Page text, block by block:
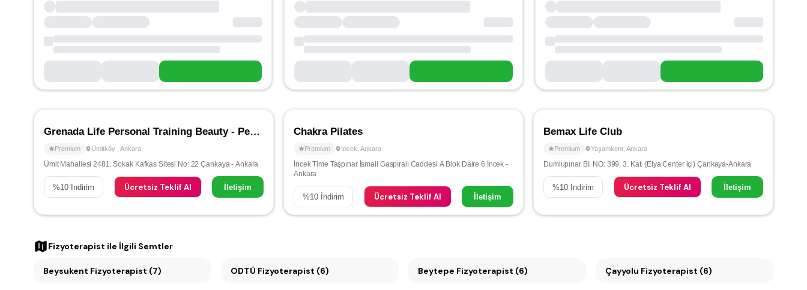
Grenada Life Personal Training Beauty - Personal Training
Premium Ümitköy Ankara
Ümit Mahallesi 2481. Sokak Kafkas Sitesi No: 22 Çankaya - Ankara
%10 İndirim Ücretsiz Teklif Al İletişim
Chakra Pilates
Premium İncek Ankara
İncek Time Taşpınar İsmail Gaspıralı Caddesi A Blok Daire 6 İncek -
Ankara
%10 İndirim Ücretsiz Teklif Al İletişim
Bemax Life Club
Premium Yaşamkent Ankara
Dumlupınar BI. NO: 399. 3. Kat. (Elya Center içi) Çankaya-Ankara
%10 İndirim Ücretsiz Teklif Al İletişim
Fizyoterapist ile İlgili Semtler
Beysukent Fizyoterapist (7) ODTÜ Fizyoterapist (6) Beytepe Fizyoterapist (6) Çayyolu Fizyoterapist (6)